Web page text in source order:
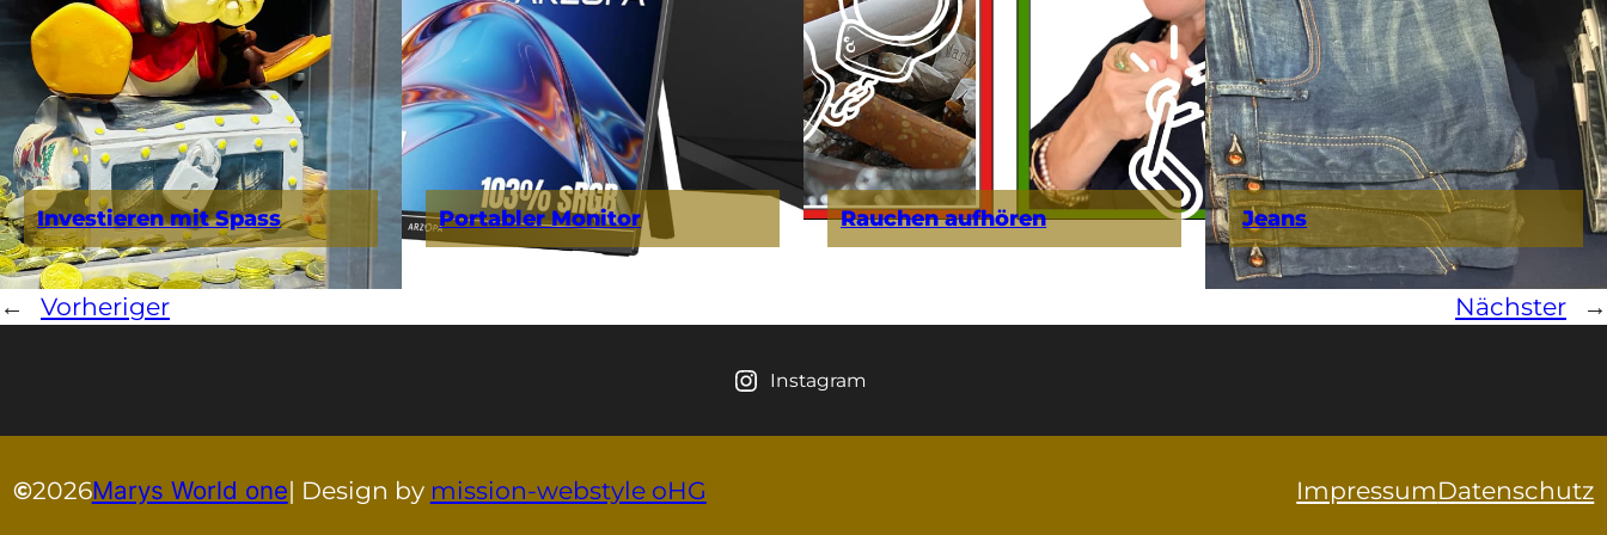
Investieren mit Spass Portabler Monitor Rauchen aufhören Jeans
← Vorheriger Nächster →
Instagram
©2026Marys World one| Design by mission-webstyle oHG ImpressumDatenschutz